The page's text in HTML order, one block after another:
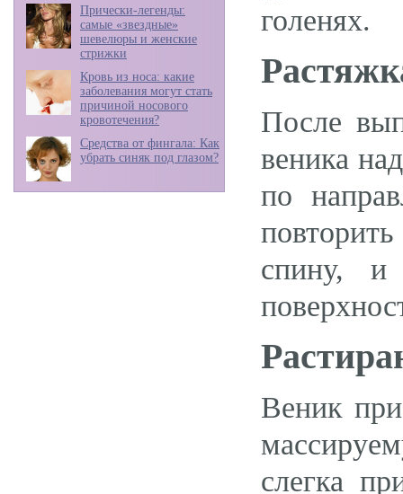
Прически-легенды:
самые «звездные»
шевелюры и женские
стрижки
Кровь из носа: какие
заболевания могут стать
причиной носового
кровотечения?
Средства от фингала: Как
убрать синяк под глазом?
голенях.
После
веника
по
спину, и
Веник
слегка